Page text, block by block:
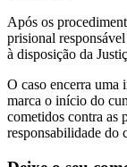
Após os
prisional
à disposição da
O caso encerra uma
marca o início do
cometidos contra as
responsabilidade do